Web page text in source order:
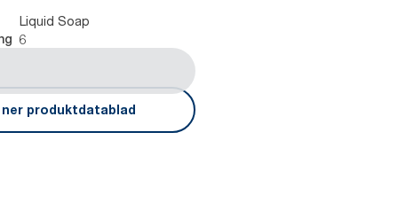
Liquid Soap
6
ner produktdatablad